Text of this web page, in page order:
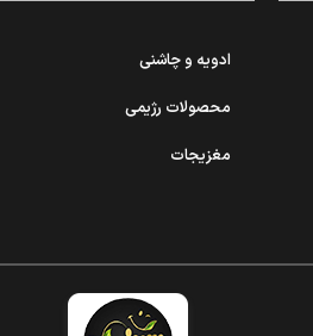
ادویه و چاشنی
محصولات رژیمی
مغزیجات